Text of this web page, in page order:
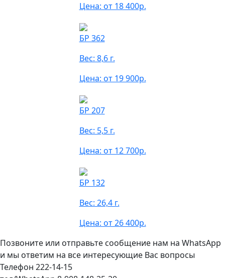
Цена: от 18 400р.
БР 362
Вес: 8,6 г.
Цена: от 19 900р.
БР 207
Вес: 5,5 г.
Цена: от 12 700р.
БР 132
Вес: 26,4 г.
Цена: от 26 400р.
Позвоните или отправьте сообщение нам на WhatsApp
и мы ответим на все интересующие Вас вопросы
Телефон 222-14-15